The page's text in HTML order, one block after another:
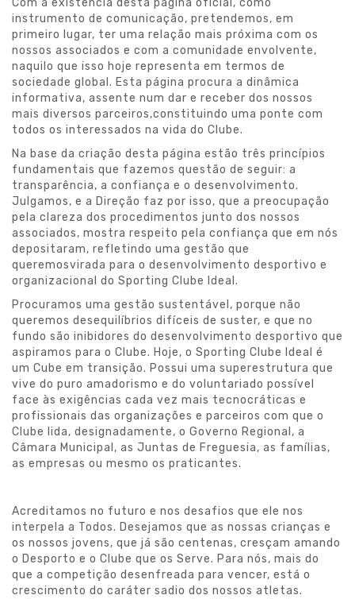
Com a existência desta página oficial, como
instrumento de comunicação, pretendemos, em
primeiro lugar, ter uma relação mais próxima com os
nossos associados e com a comunidade envolvente,
naquilo que isso hoje representa em termos de
sociedade global. Esta página procura a dinâmica
informativa, assente num dar e receber dos nossos
mais diversos parceiros,constituindo uma ponte com
todos os interessados na vida do Clube.
Na base da criação desta página estão três princípios
fundamentais que fazemos questão de seguir: a
transparência, a confiança e o desenvolvimento.
Julgamos, e a Direção faz por isso, que a preocupação
pela clareza dos procedimentos junto dos nossos
associados, mostra respeito pela confiança que em nós
depositaram, refletindo uma gestão que
queremosvirada para o desenvolvimento desportivo e
organizacional do Sporting Clube Ideal.
Procuramos uma gestão sustentável, porque não
queremos desequilíbrios difíceis de suster, e que no
fundo são inibidores do desenvolvimento desportivo que
aspiramos para o Clube. Hoje, o Sporting Clube Ideal é
um Cube em transição. Possui uma superestrutura que
vive do puro amadorismo e do voluntariado possível
face às exigências cada vez mais tecnocráticas e
profissionais das organizações e parceiros com que o
Clube lida, designadamente, o Governo Regional, a
Câmara Municipal, as Juntas de Freguesia, as famílias,
as empresas ou mesmo os praticantes.
Acreditamos no futuro e nos desafios que ele nos
interpela a Todos. Desejamos que as nossas crianças e
os nossos jovens, que já são centenas, cresçam amando
o Desporto e o Clube que os Serve. Para nós, mais do
que a competição desenfreada para vencer, está o
crescimento do caráter sadio dos nossos atletas.